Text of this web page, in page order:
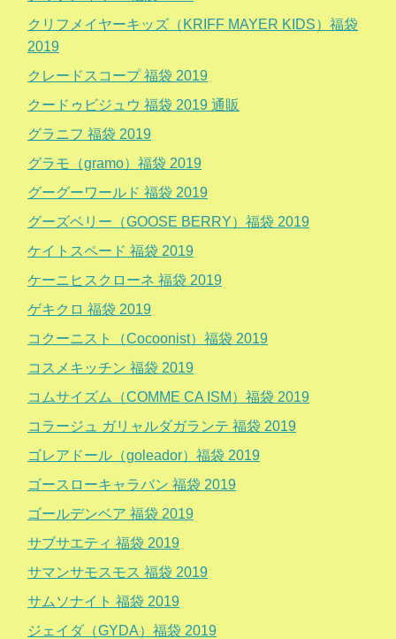
クリフメイヤーキッズ（KRIFF MAYER KIDS）福袋
2019
クレードスコープ 福袋 2019
クードゥビジュウ 福袋 2019 通販
グラニフ 福袋 2019
グラモ（gramo）福袋 2019
グーグーワールド 福袋 2019
グーズベリー（GOOSE BERRY）福袋 2019
ケイトスペード 福袋 2019
ケーニヒスクローネ 福袋 2019
ゲキクロ 福袋 2019
コクーニスト（Cocoonist）福袋 2019
コスメキッチン 福袋 2019
コムサイズム（COMME CA ISM）福袋 2019
コラージュ ガリャルダガランテ 福袋 2019
ゴレアドール（goleador）福袋 2019
ゴースローキャラバン 福袋 2019
ゴールデンベア 福袋 2019
サブサエティ 福袋 2019
サマンサモスモス 福袋 2019
サムソナイト 福袋 2019
ジェイダ（GYDA）福袋 2019